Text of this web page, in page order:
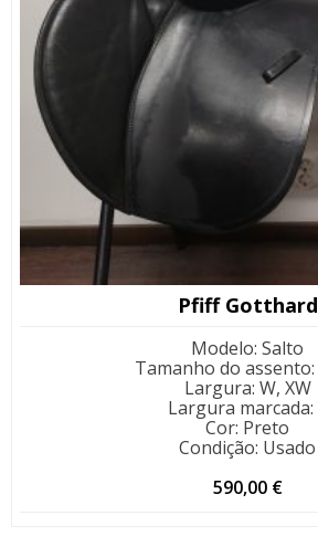
Pfiff Gotthard
Modelo: Salto
Tamanho do assento:
Largura: W, XW
Largura marcada:
Cor: Preto
Condição: Usado
590,00 €